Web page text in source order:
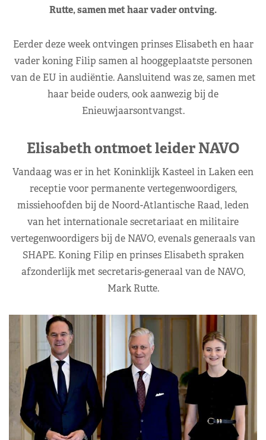
Rutte, samen met haar vader ontving.
Eerder deze week ontvingen prinses Elisabeth en haar
vader koning Filip samen al hooggeplaatste personen
van de EU in audiëntie. Aansluitend was ze, samen met
haar beide ouders, ook aanwezig bij de
Enieuwjaarsontvangst.
Elisabeth ontmoet leider NAVO
Vandaag was er in het Koninklijk Kasteel in Laken een
receptie voor permanente vertegenwoordigers,
missiehoofden bij de Noord-Atlantische Raad, leden
van het internationale secretariaat en militaire
vertegenwoordigers bij de NAVO, evenals generaals van
SHAPE. Koning Filip en prinses Elisabeth spraken
afzonderlijk met secretaris-generaal van de NAVO,
Mark Rutte.